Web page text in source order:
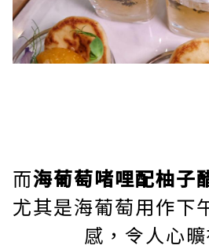
而海葡萄啫哩配柚子
尤其是海葡萄用作下
感，令人心曠